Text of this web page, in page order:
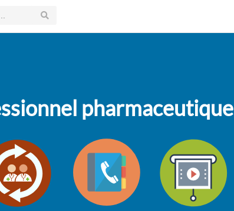
pharmaceutique